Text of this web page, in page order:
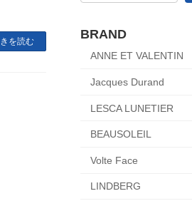
を読む
BRAND
ANNE ET VALENTIN
Jacques Durand
LESCA LUNETIER
BEAUSOLEIL
Volte Face
LINDBERG